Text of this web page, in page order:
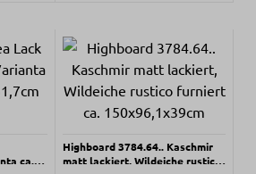
ca.
Highboard 3784.64.. Kaschmir
matt lackiert, Wildeiche rustico